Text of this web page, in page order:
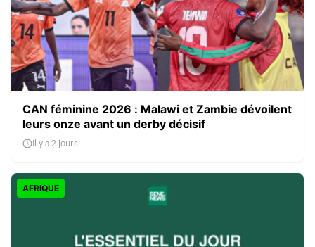
CAN féminine 2026 : Malawi et Zambie dévoilent
leurs onze avant un derby décisif
Il y a 2 jours
AFRIQUE